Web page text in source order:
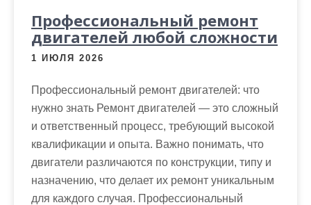
Профессиональный ремонт
двигателей любой сложности
1 ИЮЛЯ 2026
Профессиональный ремонт двигателей: что
нужно знать Ремонт двигателей — это сложный
и ответственный процесс, требующий высокой
квалификации и опыта. Важно понимать, что
двигатели различаются по конструкции, типу и
назначению, что делает их ремонт уникальным
для каждого случая. Профессиональный